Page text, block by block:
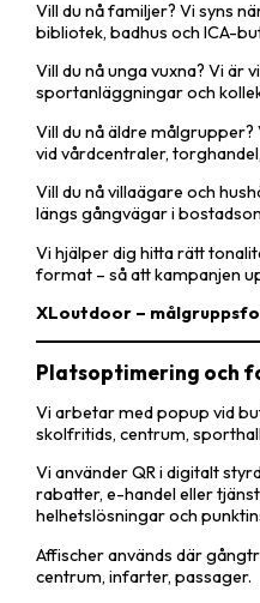
Vill du nå familjer? Vi syns
bibliotek, badhus och ICA-
Vill du nå unga vuxna? Vi är
sportanläggningar och
Vill du nå äldre
vid vårdcentraler,
Vill du nå villaägare och
längs gångvägar i
Vi hjälper dig hitta rätt
format – så att kampanjen
XLoutdoor –
Platsoptimering och
Vi arbetar med popup vid
skolfritids, centrum,
Vi använder QR i digitalt
rabatter, e-handel eller
helhetslösningar och
Affischer används där
centrum, infarter, passager.